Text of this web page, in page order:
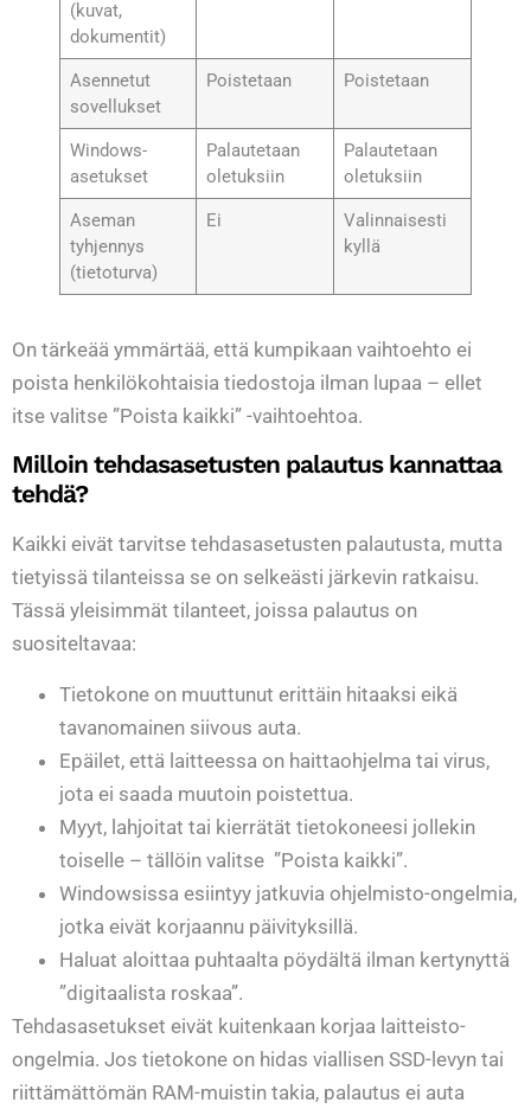
(kuvat,
dokumentit)
Asennetut
sovellukset
Poistetaan Poistetaan
Windows-
asetukset
Palautetaan
oletuksiin
Palautetaan
oletuksiin
Aseman
tyhjennys
(tietoturva)
Ei
Valinnaisesti
kyllä
On tärkeää ymmärtää, että kumpikaan vaihtoehto ei
poista henkilökohtaisia tiedostoja ilman lupaa – ellet
itse valitse ”Poista kaikki” -vaihtoehtoa.
Milloin tehdasasetusten palautus kannattaa
tehdä?
Kaikki eivät tarvitse tehdasasetusten palautusta, mutta
tietyissä tilanteissa se on selkeästi järkevin ratkaisu.
Tässä yleisimmät tilanteet, joissa palautus on
suositeltavaa:
Tietokone on muuttunut erittäin hitaaksi eikä
tavanomainen siivous auta.
Epäilet, että laitteessa on haittaohjelma tai virus,
jota ei saada muutoin poistettua.
Myyt, lahjoitat tai kierrätät tietokoneesi jollekin
toiselle – tällöin valitse ”Poista kaikki”.
Windowsissa esiintyy jatkuvia ohjelmisto-ongelmia,
jotka eivät korjaannu päivityksillä.
Haluat aloittaa puhtaalta pöydältä ilman kertynyttä
”digitaalista roskaa”.
Tehdasasetukset eivät kuitenkaan korjaa laitteisto-
ongelmia. Jos tietokone on hidas viallisen SSD-levyn tai
riittämättömän RAM-muistin takia, palautus ei auta